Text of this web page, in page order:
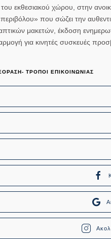
του εκθεσιακού χώρου, στην
που σώζει την
μακετών, έκδοση
για κινητές συσκευές
ΤΡΟΠΟΙ ΕΠΙΚΟΙΝΩΝΙΑΣ